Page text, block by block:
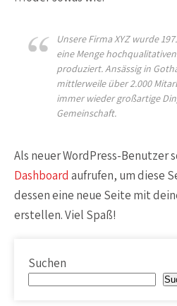
Unsere Firma XYZ wurde
eine Menge
produziert. Ansässig in
mittlerweile über 2.000
immer wieder großartige
Gemeinschaft.
Als neuer WordPress-Benutzer
Dashboard aufrufen, um diese
dessen eine neue Seite mit
erstellen. Viel Spaß!
Suchen